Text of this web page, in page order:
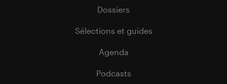
Dossiers
Sélections et guides
Agenda
Podcasts